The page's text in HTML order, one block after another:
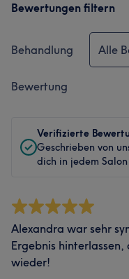
Bewertungen filtern
Behandlung Alle
Bewertung
Verifizierte
Geschrieben von
dich in jedem
Alexandra war sehr
Ergebnis
wieder!